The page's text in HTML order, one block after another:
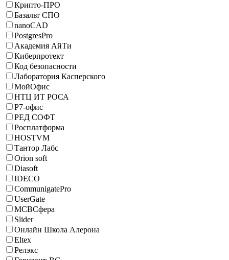
Крипто-ПРО
Базальт СПО
nanoCAD
PostgresPro
Академия АйТи
Киберпротект
Код безопасности
Лаборатория Касперского
МойОфис
НТЦ ИТ РОСА
Р7-офис
РЕД СОФТ
Росплатформа
HOSTVM
Тантор Лабс
Orion soft
Diasoft
IDECO
CommunigatePro
UserGate
МСВСфера
Slider
Онлайн Школа Алерона
Eltex
Релэкс